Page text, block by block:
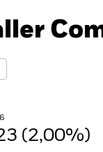
(2,00%)